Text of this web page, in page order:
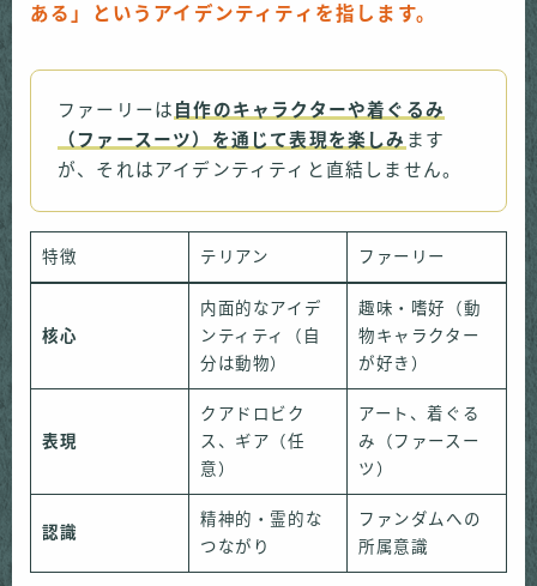
ある」というアイデンティティを指します。
ファーリーは 自作のキャラクターや着ぐるみ
（ファースーツ）を通じて表現を楽しみ ます
が、それはアイデンティティと直結しません。
特徴 テリアン ファーリー
核心
内面的なアイデ
ンティティ（自
分は動物）
趣味・嗜好（動
物キャラクター
が好き）
表現
クアドロビク
ス、ギア（任
意）
アート、着ぐる
み（ファースー
ツ）
認識
精神的・霊的な
つながり
ファンダムへの
所属意識